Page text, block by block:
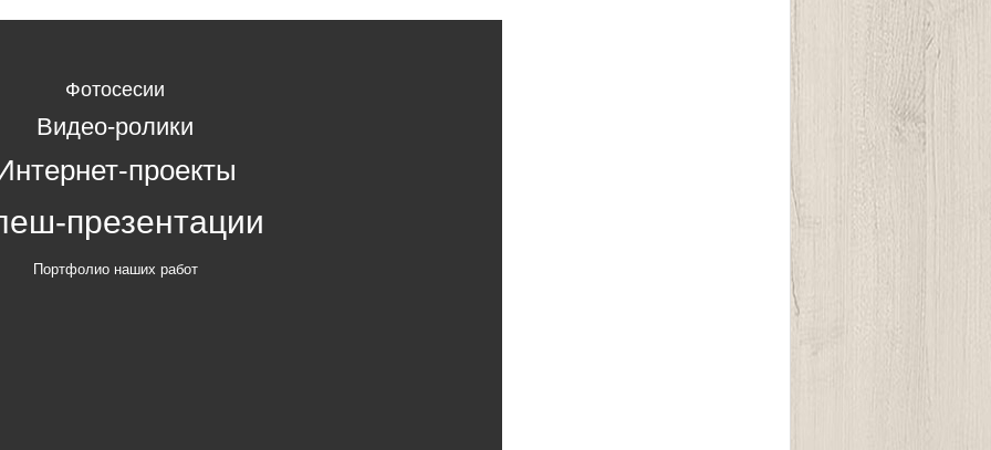
Фотосесии
Видео-ролики
проекты
презентации
Портфолио наших работ